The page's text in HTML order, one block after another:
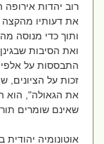
רוב יהדות אירופה
את דעותיו מהקצה
ותוך כדי מנוסה
ואת הסיבות שבגינן
התבססות על אלפי
זכות על הציונים,
את הגאולה", הוא
שאינם שומרים
אוטונומיה יהודית